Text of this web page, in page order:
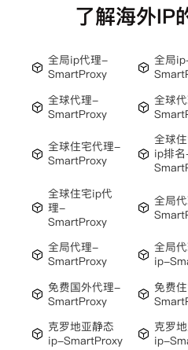
了解海外IP
全局ip代理-
SmartProxy
全局
全球代理-
SmartProxy
全球
全球住宅代理-
SmartProxy
全球
ip排
全球住宅ip代
理-
SmartProxy
全局
全局代理-
SmartProxy
全局
ip-
免费国外代理-
SmartProxy
免费
克罗地亚静态
ip-SmartProxy
克罗
ip-